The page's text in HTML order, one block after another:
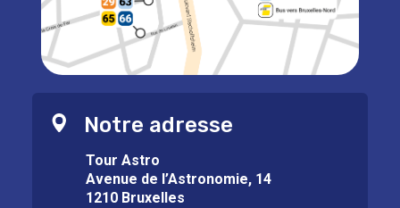
Notre adresse
Tour Astro
Avenue de l’Astronomie, 14
1210 Bruxelles